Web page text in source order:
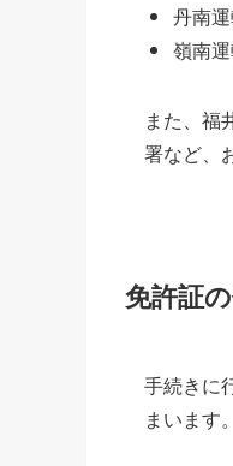
丹南
嶺南
また、福
署など、
免許証
手続きに
まいます